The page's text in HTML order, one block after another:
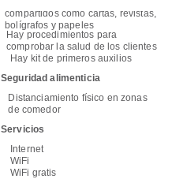
compartidos como cartas, revistas,
bolígrafos y papeles
Hay procedimientos para
comprobar la salud de los clientes
Hay kit de primeros auxilios
Seguridad alimenticia
Distanciamiento físico en zonas
de comedor
Servicios
Internet
WiFi
WiFi gratis